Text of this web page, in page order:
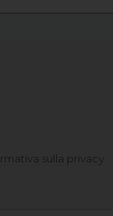
sulla privacy